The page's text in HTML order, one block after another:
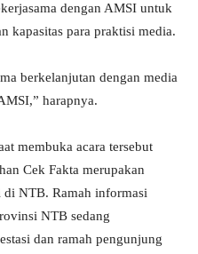
dengan AMSI untuk
kapasitas para praktisi media.
berkelanjutan dengan media
harapnya.
membuka acara tersebut
Cek Fakta merupakan
di NTB. Ramah informasi
NTB sedang
dan ramah pengunjung